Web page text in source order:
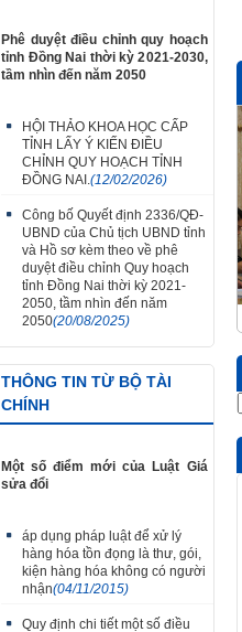
Phê duyệt điều chỉnh quy hoạch
tỉnh Đồng Nai thời kỳ 2021-2030,
tầm nhìn đến năm 2050
HỘI THẢO KHOA HỌC CẤP
TỈNH LẤY Ý KIẾN ĐIỀU
CHỈNH QUY HOẠCH TỈNH
ĐỒNG NAI.(12/02/2026)
Công bố Quyết định 2336/QĐ-
UBND của Chủ tịch UBND tỉnh
và Hồ sơ kèm theo về phê
duyệt điều chỉnh Quy hoạch
tỉnh Đồng Nai thời kỳ 2021-
2050, tầm nhìn đến năm
2050(20/08/2025)
THÔNG TIN TỪ BỘ TÀI
CHÍNH
Một số điểm mới của Luật Giá
sửa đổi
áp dụng pháp luật để xử lý
hàng hóa tồn đọng là thư, gói,
kiện hàng hóa không có người
nhận(04/11/2015)
Quy định chi tiết một số điều